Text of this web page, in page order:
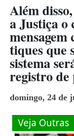
Além
a Justiça o
tiques que
sistema
registro de
domingo, 24 de
Veja Outras